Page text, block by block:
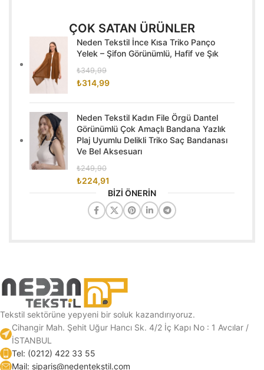
ÇOK SATAN ÜRÜNLER
Neden Tekstil İnce Kısa Triko Panço
Yelek – Şifon Görünümlü, Hafif ve Şık
₺349,99
₺314,99
Neden Tekstil Kadın File Örgü Dantel
Görünümlü Çok Amaçlı Bandana Yazlık
Plaj Uyumlu Delikli Triko Saç Bandanası
Ve Bel Aksesuarı
₺249,90
₺224,91
BİZİ ÖNERİN
Tekstil sektörüne yepyeni bir soluk kazandırıyoruz.
Cihangir Mah. Şehit Uğur Hancı Sk. 4/2 İç Kapı No : 1 Avcılar /
İSTANBUL
Tel: (0212) 422 33 55
Mail: siparis@nedentekstil.com